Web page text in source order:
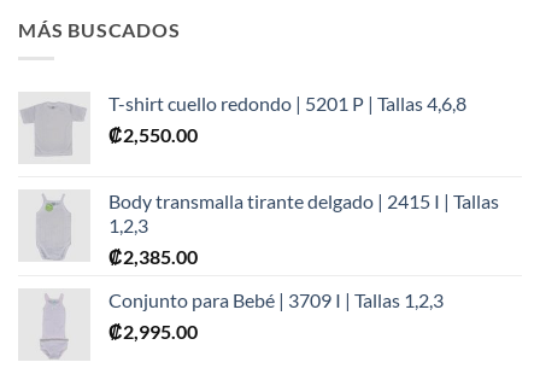
MÁS BUSCADOS
T-shirt cuello redondo | 5201 P | Tallas 4,6,8
₡2,550.00
Body transmalla tirante delgado | 2415 I | Tallas
1,2,3
₡2,385.00
Conjunto para Bebé | 3709 I | Tallas 1,2,3
₡2,995.00